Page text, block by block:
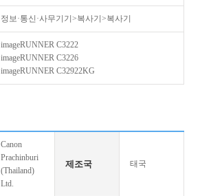
정보·통신·사무기기>복사기>복사기
imageRUNNER C3222
imageRUNNER C3226
imageRUNNER C32922KG
Canon
Prachinburi
(Thailand)
Ltd.
제조국 태국